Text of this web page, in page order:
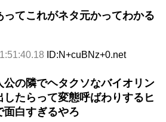
ってこれがネタ元かってわかる
ID:N+cuBNz+0.net
の隣でヘタクソなバイオリン
たらって変態呼ばわりするヒ
面白すぎるやろ